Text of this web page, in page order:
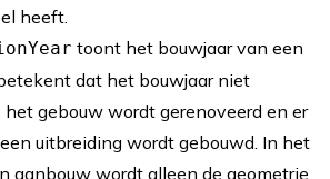
heeft.
toont het bouwjaar van een
dat het bouwjaar niet
het gebouw wordt gerenoveerd en er
uitbreiding wordt gebouwd. In het
aanbouw wordt alleen de geometrie